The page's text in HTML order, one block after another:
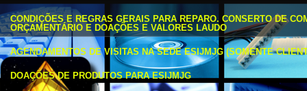
CONDIÇÕES E REGRAS GERAIS PARA REPARO. CONSERTO DE
ORÇAMENTÁRIO E DOAÇÕES E VALORES LAUDO
AGENDAMENTOS DE VISITAS NA SEDE ESIJMJG (SOMENTE
DOAÇÕES DE PRODUTOS PARA ESIJMJG